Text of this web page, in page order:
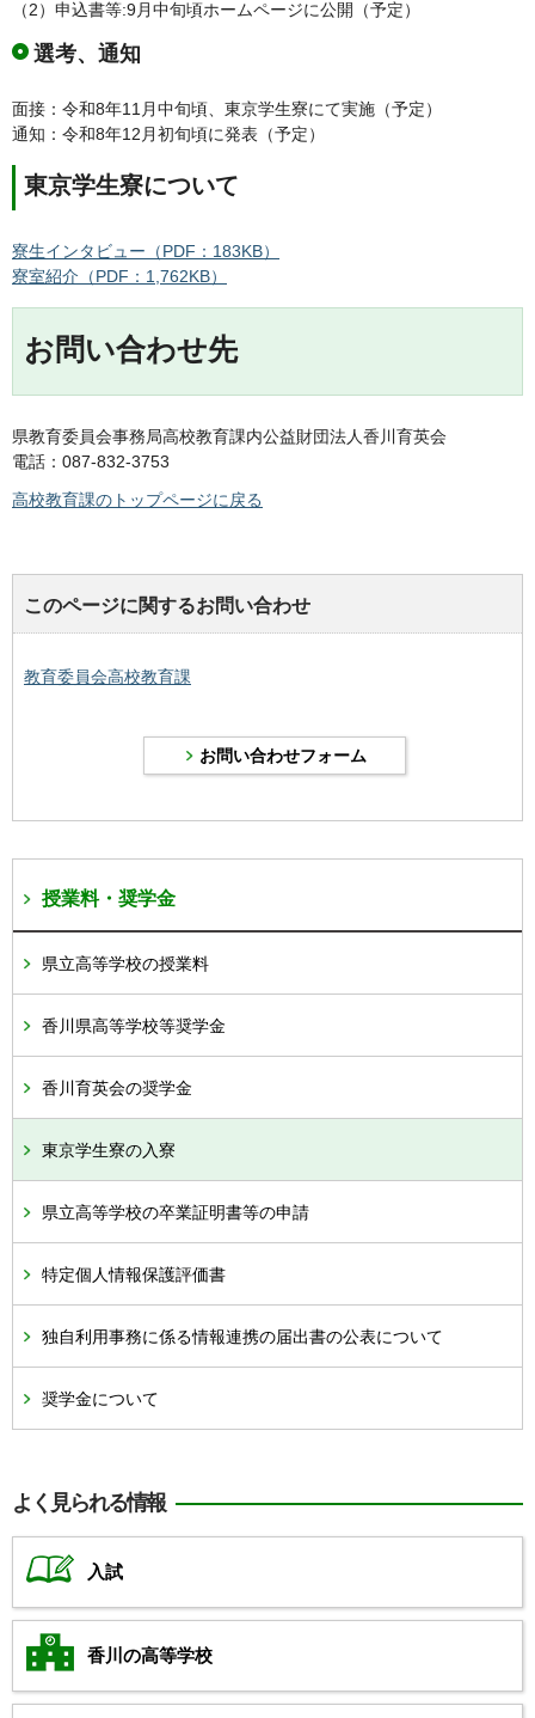
（2）申込書等:9月中旬頃ホームページに公開（予定）
選考、通知
面接：令和8年11月中旬頃、東京学生寮にて実施（予定）
通知：令和8年12月初旬頃に発表（予定）
東京学生寮について
寮生インタビュー（PDF：183KB）
寮室紹介（PDF：1,762KB）
お問い合わせ先
県教育委員会事務局高校教育課内公益財団法人香川育英会
電話：087-832-3753
高校教育課のトップページに戻る
このページに関するお問い合わせ
教育委員会高校教育課
授業料・奨学金
県立高等学校の授業料
香川県高等学校等奨学金
香川育英会の奨学金
東京学生寮の入寮
県立高等学校の卒業証明書等の申請
特定個人情報保護評価書
独自利用事務に係る情報連携の届出書の公表について
奨学金について
よく見られる情報
入試
香川の高等学校